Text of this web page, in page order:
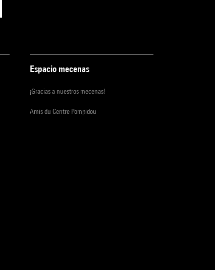
Espacio mecenas
¡Gracias a nuestros mecenas!
Amis du Centre Pompidou